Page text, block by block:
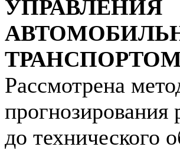
УПРАВЛЕНИЯ
Рассмотрена
прогнозирования
до технического